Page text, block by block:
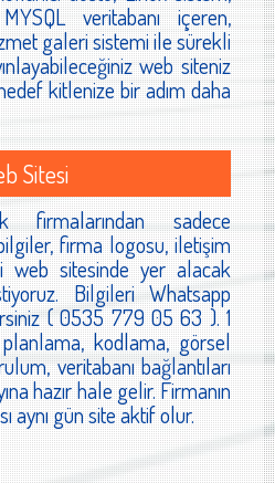
veritabanı içeren,
galeri sistemi ile sürekli
web siteniz
kitlenize bir adım daha
Sitesi
firmalarından sadece
firma logosu, iletişim
web sitesinde yer alacak
Bilgileri Whatsapp
( 0535 779 05 63 ). 1
kodlama, görsel
veritabanı bağlantıları
hazır hale gelir. Firmanın
aynı gün site aktif olur.